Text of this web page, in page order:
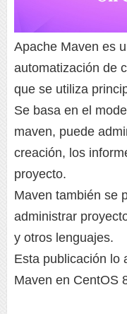
Apache Maven es
automatización de
que se utiliza
Se basa en el
maven, puede
creación, los
proyecto.
Maven también se
administrar
y otros lenguajes.
Esta publicación lo
Maven en CentOS